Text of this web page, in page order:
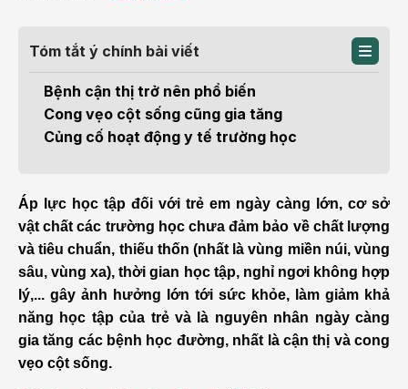
Tóm tắt ý chính bài viết
Bệnh cận thị trở nên phổ biến
Cong vẹo cột sống cũng gia tăng
Củng cố hoạt động y tế trường học
Áp lực học tập đối với trẻ em ngày càng lớn, cơ sở
vật chất các trường học chưa đảm bảo về chất lượng
và tiêu chuẩn, thiếu thốn (nhất là vùng miền núi, vùng
sâu, vùng xa), thời gian học tập, nghỉ ngơi không hợp
lý,... gây ảnh hưởng lớn tới sức khỏe, làm giảm khả
năng học tập của trẻ và là nguyên nhân ngày càng
gia tăng các bệnh học đường, nhất là cận thị và cong
vẹo cột sống.